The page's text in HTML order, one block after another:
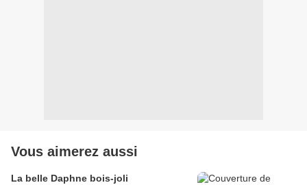
Vous aimerez aussi
La belle Daphne bois-joli